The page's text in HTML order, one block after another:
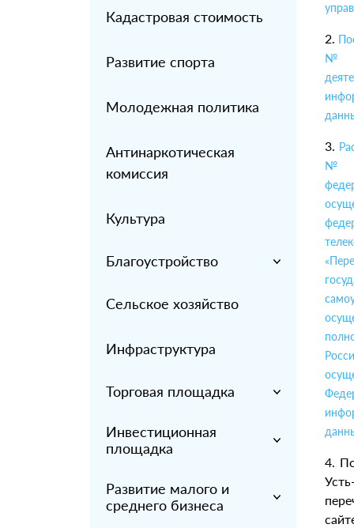
Кадастровая стоимость
Развитие спорта
Молодежная политика
Антинаркотическая
комиссия
Культура
Благоустройство
Сельское хозяйство
Инфраструктура
Торговая площадка
Инвестиционная
площадка
Развитие малого и
среднего бизнеса
2.
№
3.
№
4.